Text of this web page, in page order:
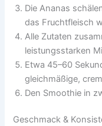
Die Ananas
das Fruchtfleisch
Alle Zutaten
leistungsstarken
Etwa 45–60
gleichmäßige,
Den Smoothie in
Geschmack &